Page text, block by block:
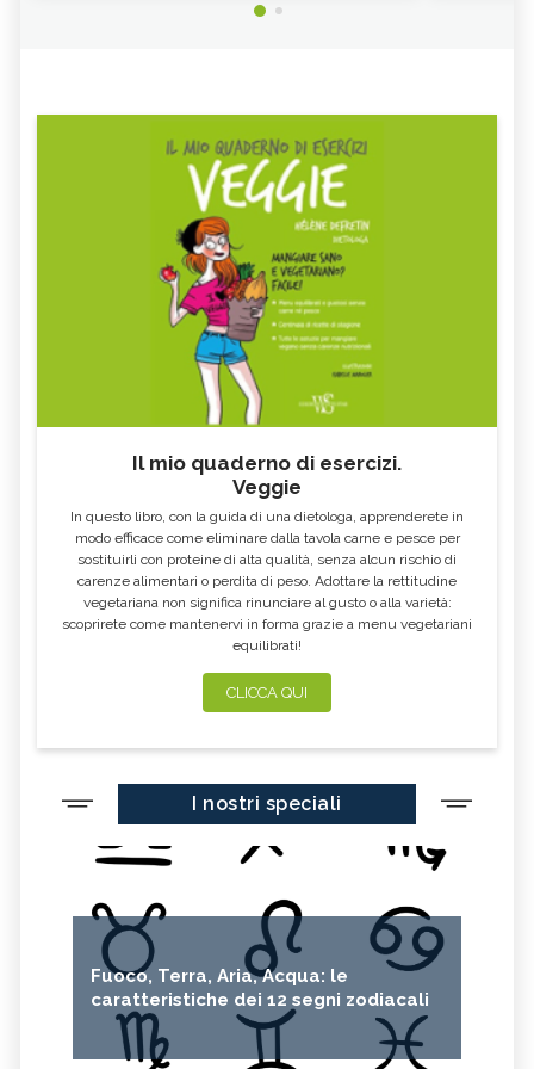
CONTROINDICAZIONI
CONTROINDICAZIONI
AGATA: TUTTE LE PROPRIETÀ E
MASSAGGIO SHIATSU: TECNICA,
BENEFICI E CONTROINDICAZIONI
MASSAGGIO THAI: TECNICA, BENEFICI
MASSAGGIO ROLFING: TECNICA,
BENEFICI E CONTROINDICAZIONI
MASSAGGIO ORTHO-BIONOMY:
CONTROINDICAZIONI
MASSAGGIO INFANTILE: TECNICA,
BENEFICI E CONTROINDICAZIONI
AUTOMASSAGGIO: TECNICA,
BENEFICI E CONTROINDICAZIONI
MASSOTERAPIA NEUROMUSCOLARE:
BENEFICI E CONTROINDICAZIONI
VITALOGIA: TECNICA, BENEFICI E
MASSOTERAPIA: TECNICA, BENEFICI E
MASSAGGIO BIO EMOZIONALE:
RIFLESSOLOGIA FACCIALE: TECNICA,
BENEFICI E CONTROINDICAZIONI
OPALE: TUTTE LE PROPRIETÀ E
GRANATO: TUTTE LE PROPRIETÀ E
MASSAGGIO PSICOSOMATICO:
TECNICA, BENEFICI E
MASSAGGIO CIRCOLATORIO
ANTICELLULITE: TECNICA, BENEFICI,
MASSAGGIO TERAPEUTICO: TECNICA,
DIOPTASIO: TUTTE LE PROPRIETÀ E
CRISOPRASIO: TUTTE LE PROPRIETÀ E
CORALLO: TUTTE LE PROPRIETÀ E
CELESTINA: TUTTE LE PROPRIETÀ E
CALCITE: TUTTE LE PROPRIETÀ E
BERILLO: TUTTE LE PROPRIETÀ E
AZZURRITE: TUTTE LE PROPRIETÀ E
AMAZZONITE: TUTTE LE PROPRIETÀ E
OLIVINA: TUTTE LE PROPRIETÀ E
BENEFICI
RIFLESSOLOGIA PALMARE: TECNICA,
BENEFICI E CONTROINDICAZIONI
MASSAGGIO CON CANDELA:
TECNICA, BENEFICI E
CONTROINDICAZIONI
MASSO IDROTERAPIA: TECNICA,
BENEFICI E CONTROINDICAZIONI
MASSAGGIO ZONALE: TECNICA,
BENEFICI E CONTROINDICAZIONI
Il mio quaderno di esercizi.
Veggie
In questo libro, con la guida di una dietologa, apprenderete in
modo efficace come eliminare dalla tavola carne e pesce per
sostituirli con proteine di alta qualità, senza alcun rischio di
carenze alimentari o perdita di peso. Adottare la rettitudine
vegetariana non significa rinunciare al gusto o alla varietà:
scoprirete come mantenervi in forma grazie a menu vegetariani
equilibrati!
CLICCA QUI
I nostri speciali
Fuoco, Terra, Aria, Acqua: le
caratteristiche dei 12 segni zodiacali